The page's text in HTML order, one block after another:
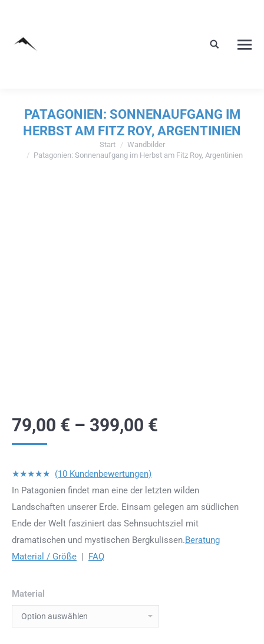
PATAGONIEN: SONNENAUFGANG IM
HERBST AM FITZ ROY, ARGENTINIEN
Start
Wandbilder
Patagonien: Sonnenaufgang im Herbst am Fitz Roy, Argentinien
79,00 € – 399,00 €
★★★★★ (10 Kundenbewertungen)
In Patagonien findet man eine der letzten wilden
Landschaften unserer Erde. Einsam gelegen am südlichen
Ende der Welt fasziniert das Sehnsuchtsziel mit
dramatischen und mystischen Bergkulissen.Beratung
Material / Größe | FAQ
Material